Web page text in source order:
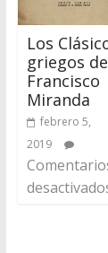
Los
griegos de
Francisco
Miranda
febrero 5,
2019